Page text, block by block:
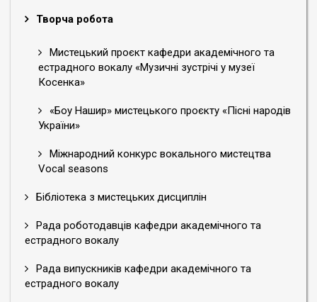
Творча робота
Мистецький проєкт кафедри академічного та
естрадного вокалу «Музичні зустрічі у музеї
Косенка»
«Боу Нашир» мистецького проєкту «Пісні народів
України»
Міжнародний конкурс вокального мистецтва
Vocal seasons
Бібліотека з мистецьких дисциплін
Рада роботодавців кафедри академічного та
естрадного вокалу
Рада випускників кафедри академічного та
естрадного вокалу